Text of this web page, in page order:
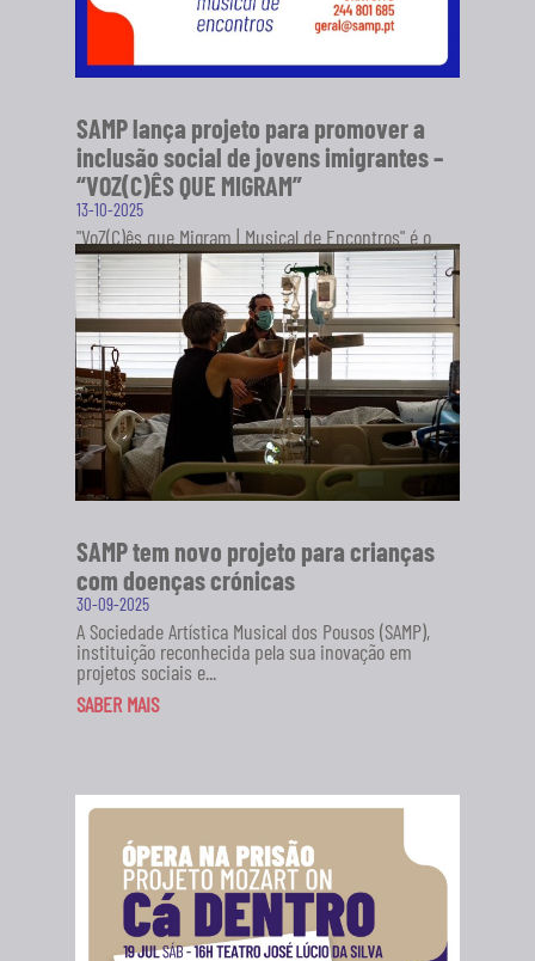
SAMP lança projeto para promover a
inclusão social de jovens imigrantes –
“VOZ(C)ÊS QUE MIGRAM”
13-10-2025
"VoZ(C)ês que Migram | Musical de Encontros" é o
novo projeto da Sociedade Artística Musical dos
Pousos (SAMP), em...
SABER MAIS
SAMP tem novo projeto para crianças
com doenças crónicas
30-09-2025
A Sociedade Artística Musical dos Pousos (SAMP),
instituição reconhecida pela sua inovação em
projetos sociais e...
SABER MAIS